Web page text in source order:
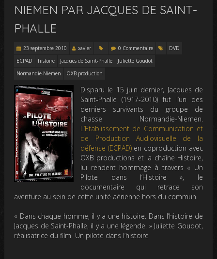
NIEMEN PAR JACQUES DE SAINT-
PHALLE
23 septembre 2010 xavier 0 Commentaire
DVD
ECPAD
histoire Jacques de Saint-Phalle
Juliette Goudot
Normandie-Niemen
OXB production
Disparu le 15 juin dernier, Jacques de
Saint-Phalle (1917-2010) fut l’un des
derniers survivants du groupe de
chasse Normandie-Niemen.
L’Etablissement de Communication et
de Production Audiovisuelle de la
défense (ECPAD)en coproduction avec
OXB productions et la chaîne Histoire,
lui rendent hommage à travers « Un
Pilote dans l’Histoire », le
documentaire qui retrace son
aventure au sein de cette unité aérienne hors du commun.
« Dans chaque homme, il y a une histoire. Dans l’histoire de
Jacques de Saint-Phalle, il y a une légende. » Juliette Goudot,
réalisatrice du film Un pilote dans l’histoire